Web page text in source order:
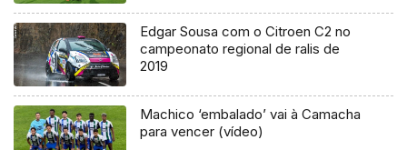
Edgar Sousa com o Citroen C2 no
campeonato regional de ralis de
2019
Machico ‘embalado’ vai à Camacha
para vencer (vídeo)